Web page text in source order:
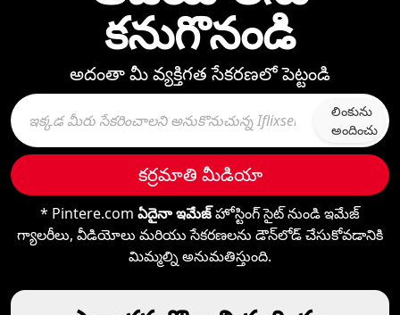
కనుగొనండి
అదంతా మీ వ్యక్తిగత సేకరణలో పెట్టండి
లింకును
అందించు
కర్రమాతి మీడియా
* Pintere.com ఏదైనా ఇమేజ్హోస్టింగ్ సైట్ నుండి ఇమేజ్
గ్యాలరీలు, వీడియోలు మరియు సేకరణలను డౌన్‌లోడ్ చేసుకోవడానికి
మిమ్మల్ని అనుమతిస్తుంది.